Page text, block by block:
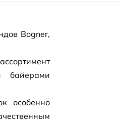
Bogner,
байерами
особенно